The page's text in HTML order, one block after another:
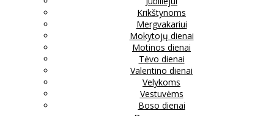
Krikštynoms
Mergvakariui
Mokytojų dienai
Motinos dienai
Tėvo dienai
Valentino dienai
Velykoms
Vestuvėms
Boso dienai